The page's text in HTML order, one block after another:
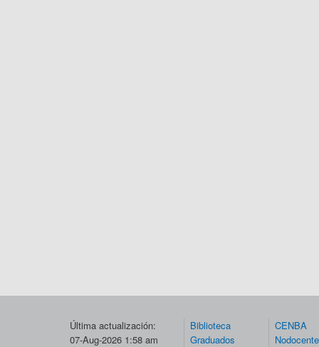
Última actualización:
07-Aug-2026 1:58 am
Biblioteca
Graduados
CENBA